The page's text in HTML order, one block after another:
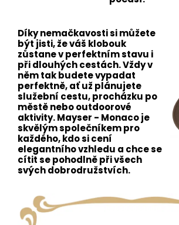
Díky nemačkavosti si můžete
být jisti, že váš klobouk
zůstane v perfektním stavu i
při dlouhých cestách. Vždy v
něm tak budete vypadat
perfektně, ať už plánujete
služební cestu, procházku po
městě nebo outdoorové
aktivity. Mayser - Monaco je
skvělým společníkem pro
každého, kdo si cení
elegantního vzhledu a chce se
cítit se pohodlně při všech
svých dobrodružstvích.